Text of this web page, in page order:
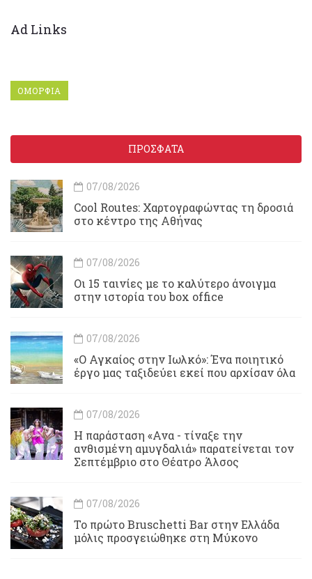
Ad Links
ΟΜΟΡΦΙΑ
ΠΡΟΣΦΑΤΑ
07/08/2026
Cool Routes: Χαρτογραφώντας τη δροσιά
στο κέντρο της Αθήνας
07/08/2026
Οι 15 ταινίες με το καλύτερο άνοιγμα
στην ιστορία του box office
07/08/2026
«Ο Αγκαίος στην Ιωλκό»: Ένα ποιητικό
έργο μας ταξιδεύει εκεί που αρχίσαν όλα
07/08/2026
Η παράσταση «Ανα - τίναξε την
ανθισμένη αμυγδαλιά» παρατείνεται τον
Σεπτέμβριο στο Θέατρο Άλσος
07/08/2026
Το πρώτο Bruschetti Bar στην Ελλάδα
μόλις προσγειώθηκε στη Μύκονο